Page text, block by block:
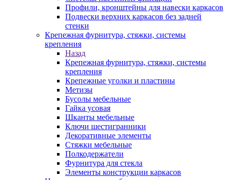
Профили, кронштейны для навески каркасов
Подвески верхних каркасов без задней
стенки
Крепежная фурнитура, стяжки, системы
крепления
Назад
Крепежная фурнитура, стяжки, системы
крепления
Крепежные уголки и пластины
Метизы
Бусолы мебельные
Гайка усовая
Шканты мебельные
Ключи шестигранники
Декоративные элементы
Стяжки мебельные
Полкодержатели
Фурнитура для стекла
Элементы конструкции каркасов